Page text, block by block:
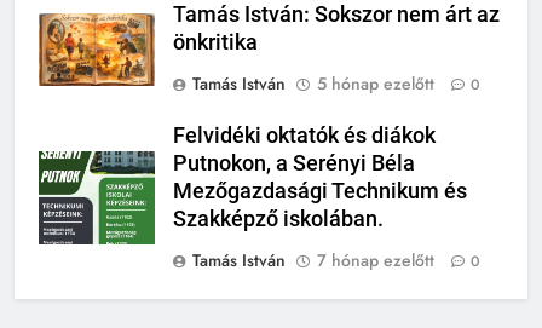
Tamás István: Sokszor nem árt az
önkritika
Tamás István
5 hónap ezelőtt 0
Felvidéki oktatók és diákok
Putnokon, a Serényi Béla
Mezőgazdasági Technikum és
Szakképző iskolában.
Tamás István
7 hónap ezelőtt 0